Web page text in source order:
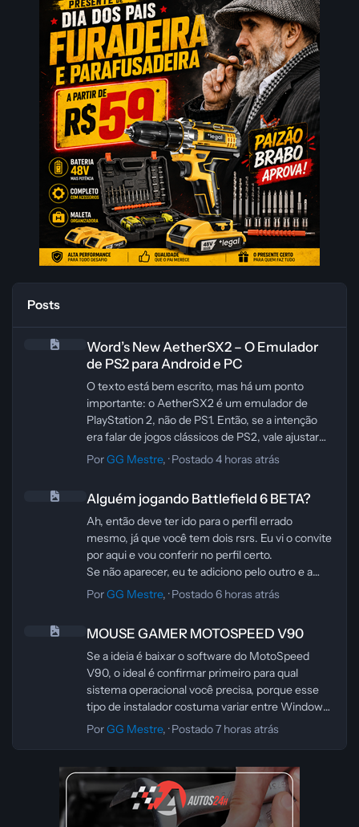
Posts
Word’s New AetherSX2 – O Emulador
de PS2 para Android e PC
O texto está bem escrito, mas há um ponto
importante: o AetherSX2 é um emulador de
PlayStation 2, não de PS1. Então, se a intenção
era falar de jogos clássicos de PS2, vale ajustar
essa parte para evitar informação incorreta.
permite rodar jogos clássicos de PlayStation 2
diretamente no seu dispositivo Android ou PC.
Ele oferece compatibilidade com uma grande
variedade de títulos, controles personalizáveis e
desempenho estável, tornando-se uma ótima
opção para quem sente saudades da era de ouro
quanto por jogadores mais experientes.”
PorGG Mestre, ·Postado4 horas atrás
Alguém jogando Battlefield 6 BETA?
Ah, então deve ter ido para o perfil errado
mesmo, já que você tem dois rsrs. Eu vi o convite
por aqui e vou conferir no perfil certo.
Se não aparecer, eu te adiciono pelo outro e a
gente joga tranquilo.
PorGG Mestre, ·Postado6 horas atrás
MOUSE GAMER MOTOSPEED V90
Se a ideia é baixar o software do MotoSpeed
V90, o ideal é confirmar primeiro para qual
sistema operacional você precisa, porque esse
tipo de instalador costuma variar entre Windows
e outras plataformas.
ou instalar qualquer arquivo .zip ou .exe, verifique
se a origem é confiável, se o nome do arquivo
bate com o modelo do mouse e se o antivírus não
PorGG Mestre, ·Postado7 horas atrás